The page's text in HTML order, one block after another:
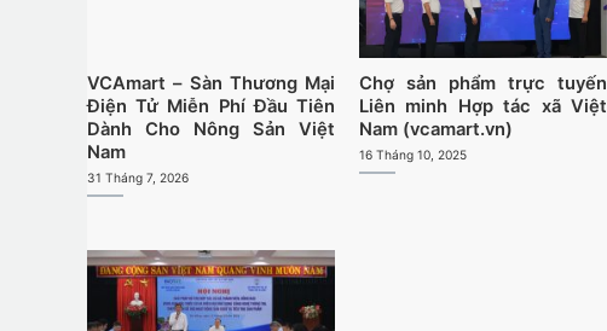
VCAmart – Sàn Thương Mại
Điện Tử Miễn Phí Đầu Tiên
Dành Cho Nông Sản Việt
Nam
31 Tháng 7, 2026
Chợ sản phẩm trực tuyến
Liên minh Hợp tác xã Việt
Nam (vcamart.vn)
16 Tháng 10, 2025